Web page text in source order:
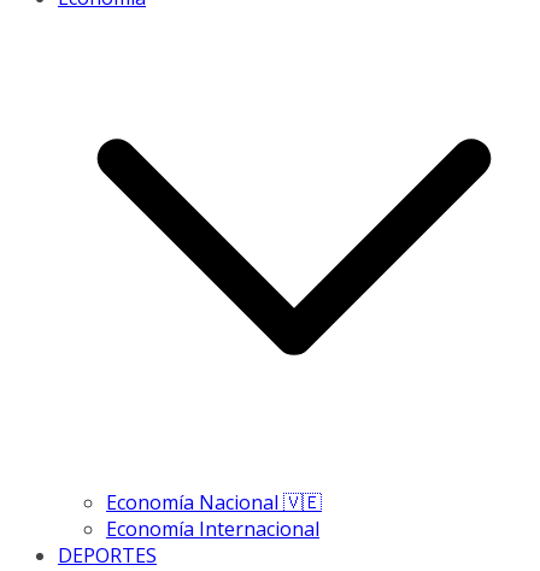
Economía Nacional 🇻🇪
Economía Internacional
DEPORTES